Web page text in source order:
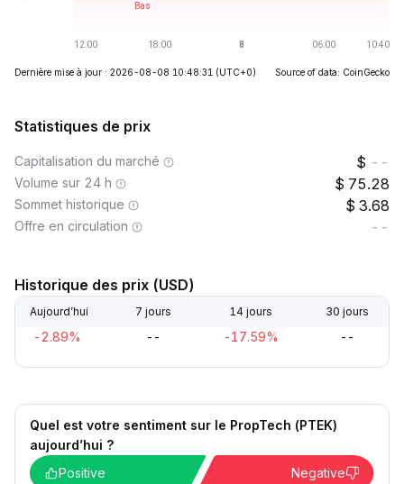
Dernière mise à jour : 2026-08-08 10:48:31 (UTC+0) Source of data: CoinGecko
Statistiques de prix
Capitalisation du marché --
Volume sur 24 h 75.28
Sommet historique 3.68
Offre en circulation --
Historique des prix (USD)
Aujourd’hui 7 jours 14 jours 30 jours
-2.89% -- -17.59% --
Quel est votre sentiment sur le PropTech (PTEK)
aujourd’hui ?
Positive
Negative